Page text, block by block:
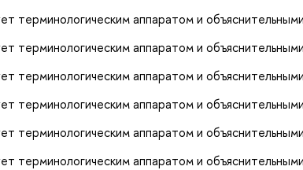
терминологическим аппаратом и
терминологическим аппаратом и
терминологическим аппаратом и
терминологическим аппаратом и
терминологическим аппаратом и
терминологическим аппаратом и